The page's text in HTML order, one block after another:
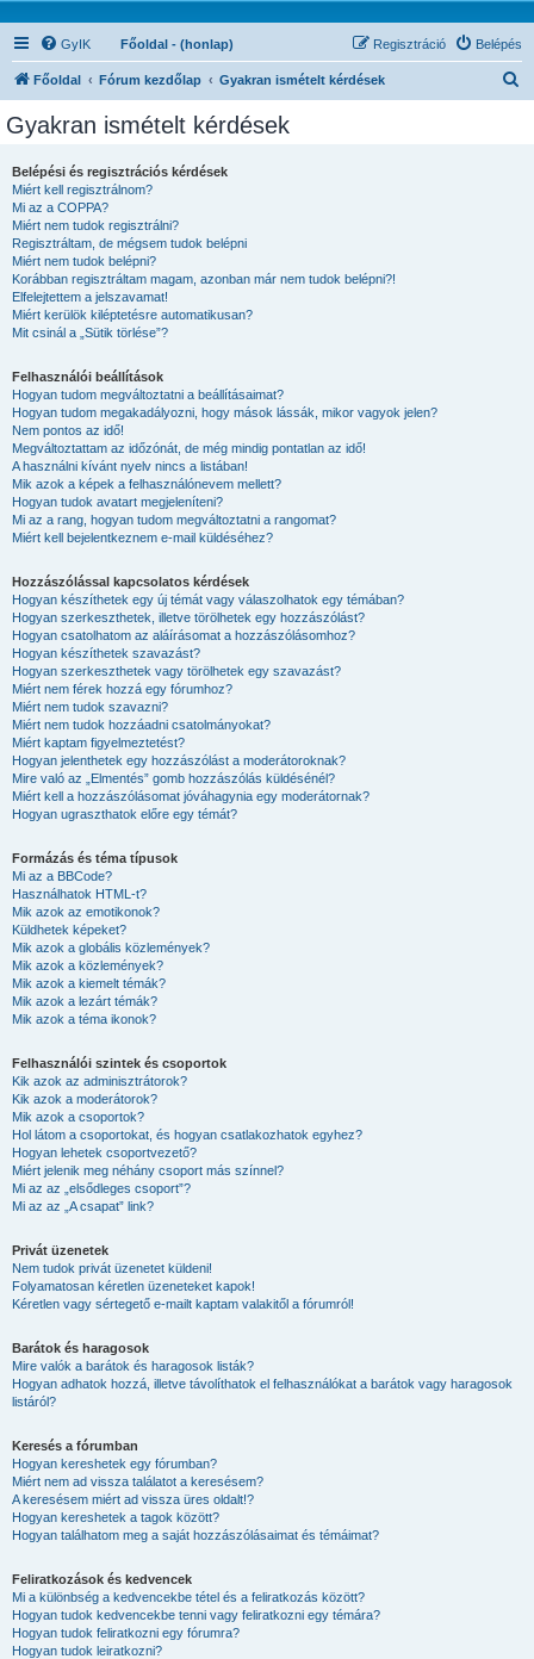
GyIK Főoldal - (honlap) Belépés
Regisztráció
Főoldal Fórum kezdőlap Gyakran ismételt kérdések
Gyakran ismételt kérdések
Belépési és regisztrációs kérdések
Miért kell regisztrálnom?
Mi az a COPPA?
Miért nem tudok regisztrálni?
Regisztráltam, de mégsem tudok belépni
Miért nem tudok belépni?
Korábban regisztráltam magam, azonban már nem tudok belépni?!
Elfelejtettem a jelszavamat!
Miért kerülök kiléptetésre automatikusan?
Mit csinál a „Sütik törlése”?
Felhasználói beállítások
Hogyan tudom megváltoztatni a beállításaimat?
Hogyan tudom megakadályozni, hogy mások lássák, mikor vagyok jelen?
Nem pontos az idő!
Megváltoztattam az időzónát, de még mindig pontatlan az idő!
A használni kívánt nyelv nincs a listában!
Mik azok a képek a felhasználónevem mellett?
Hogyan tudok avatart megjeleníteni?
Mi az a rang, hogyan tudom megváltoztatni a rangomat?
Miért kell bejelentkeznem e-mail küldéséhez?
Hozzászólással kapcsolatos kérdések
Hogyan készíthetek egy új témát vagy válaszolhatok egy témában?
Hogyan szerkeszthetek, illetve törölhetek egy hozzászólást?
Hogyan csatolhatom az aláírásomat a hozzászólásomhoz?
Hogyan készíthetek szavazást?
Hogyan szerkeszthetek vagy törölhetek egy szavazást?
Miért nem férek hozzá egy fórumhoz?
Miért nem tudok szavazni?
Miért nem tudok hozzáadni csatolmányokat?
Miért kaptam figyelmeztetést?
Hogyan jelenthetek egy hozzászólást a moderátoroknak?
Mire való az „Elmentés” gomb hozzászólás küldésénél?
Miért kell a hozzászólásomat jóváhagynia egy moderátornak?
Hogyan ugraszthatok előre egy témát?
Formázás és téma típusok
Mi az a BBCode?
Használhatok HTML-t?
Mik azok az emotikonok?
Küldhetek képeket?
Mik azok a globális közlemények?
Mik azok a közlemények?
Mik azok a kiemelt témák?
Mik azok a lezárt témák?
Mik azok a téma ikonok?
Felhasználói szintek és csoportok
Kik azok az adminisztrátorok?
Kik azok a moderátorok?
Mik azok a csoportok?
Hol látom a csoportokat, és hogyan csatlakozhatok egyhez?
Hogyan lehetek csoportvezető?
Miért jelenik meg néhány csoport más színnel?
Mi az az „elsődleges csoport”?
Mi az az „A csapat” link?
Privát üzenetek
Nem tudok privát üzenetet küldeni!
Folyamatosan kéretlen üzeneteket kapok!
Kéretlen vagy sértegető e-mailt kaptam valakitől a fórumról!
Barátok és haragosok
Mire valók a barátok és haragosok listák?
Hogyan adhatok hozzá, illetve távolíthatok el felhasználókat a barátok vagy haragosok
listáról?
Keresés a fórumban
Hogyan kereshetek egy fórumban?
Miért nem ad vissza találatot a keresésem?
A keresésem miért ad vissza üres oldalt!?
Hogyan kereshetek a tagok között?
Hogyan találhatom meg a saját hozzászólásaimat és témáimat?
Feliratkozások és kedvencek
Mi a különbség a kedvencekbe tétel és a feliratkozás között?
Hogyan tudok kedvencekbe tenni vagy feliratkozni egy témára?
Hogyan tudok feliratkozni egy fórumra?
Hogyan tudok leiratkozni?